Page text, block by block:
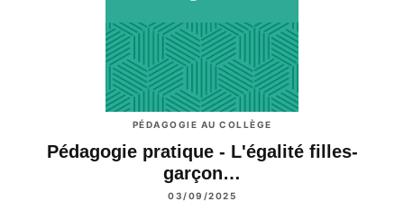
PÉDAGOGIE AU COLLÈGE
Pédagogie pratique - L'égalité filles-
garçon…
03/09/2025